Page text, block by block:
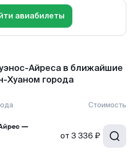
авиабилеты
Айреса в ближайшие
Хуаном города
Стоимость
—
от 3 336 ₽